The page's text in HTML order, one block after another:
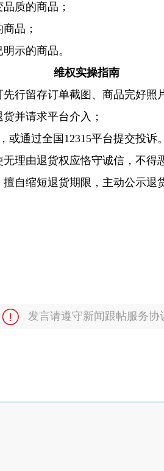
质的商品；
品；
示的商品。
维权实操指南
行留存订单截图、商品完好照
并请求平台介入；
或通过全国12315平台提交投诉。
理由退货权应恪守诚信，不得
自缩短退货期限，主动公示
发言请遵守新闻跟帖服务协